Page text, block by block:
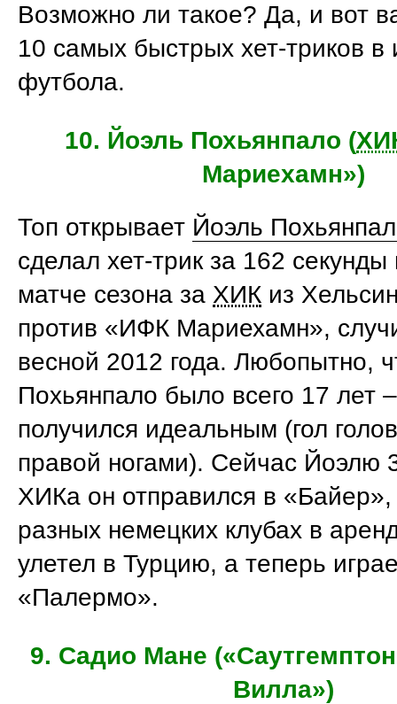
Возможно ли такое? Да, и вот
10 самых быстрых хет-триков в
футбола.
10. Йоэль Похьянпало (
Мариехамн»)
Топ открывает Йоэль
сделал хет-трик за 162
матче сезона за ХИК из
против «ИФК Мариехамн»,
весной 2012 года. Любопытно,
Похьянпало было всего 17 лет
получился идеальным (гол
правой ногами). Сейчас Йоэлю
ХИКа он отправился в
разных немецких клубах в
улетел в Турцию, а теперь
«Палермо».
9. Садио Мане
Вилла»)